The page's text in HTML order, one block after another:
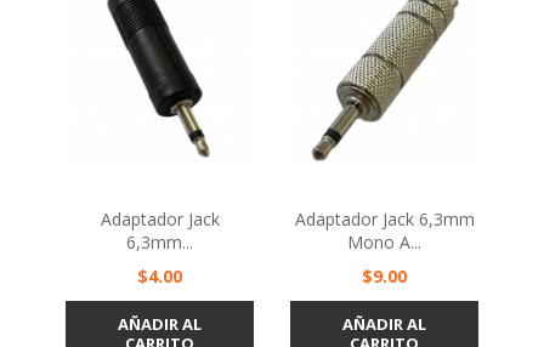
Adaptador Jack
6,3mm...
Precio
$4.00
AÑADIR AL
Adaptador Jack 6,3mm
Mono A...
Precio
$9.00
AÑADIR AL